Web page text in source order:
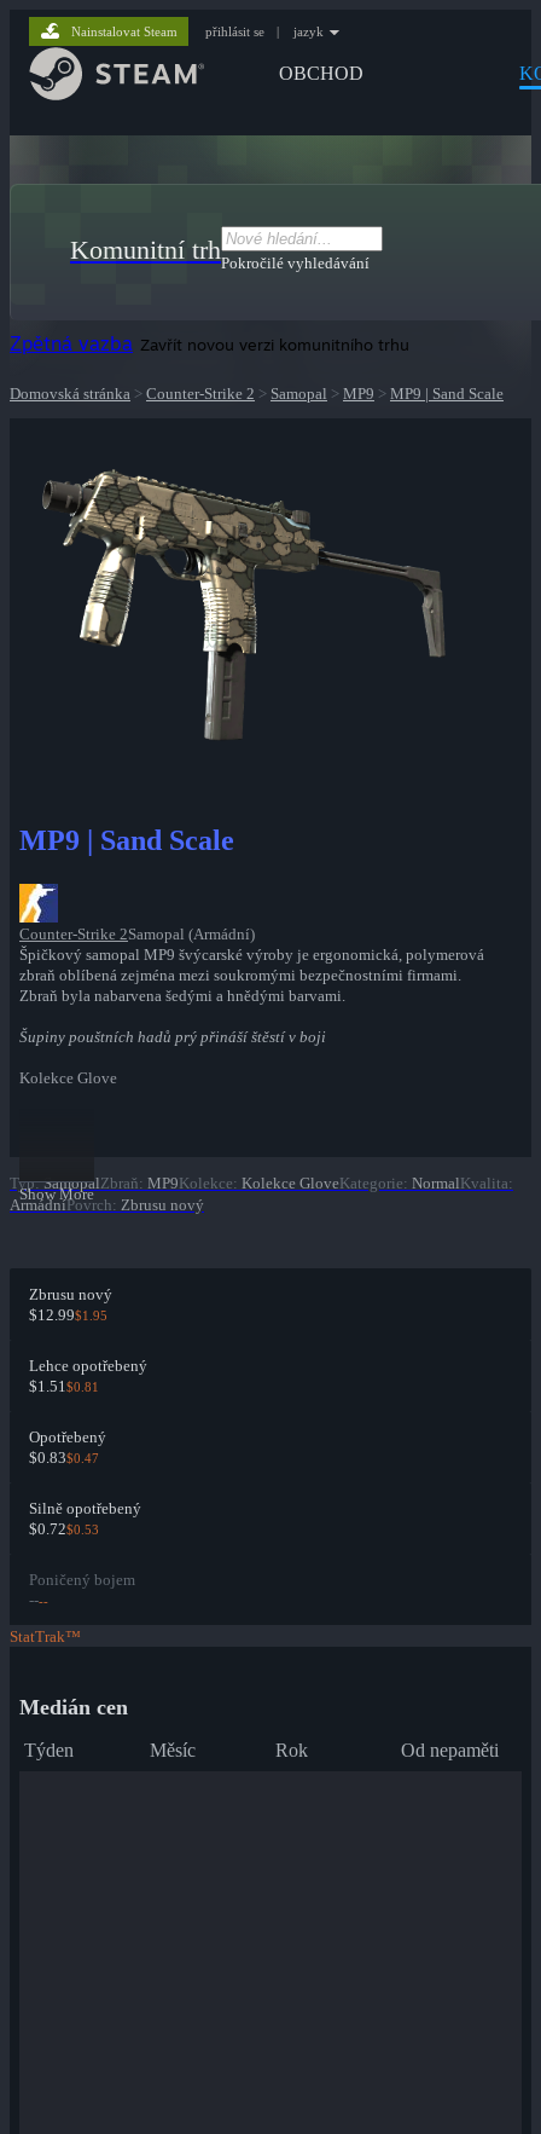
OBCHOD
Nainstalovat Steam přihlásit se | jazyk
Komunitní trhPokročilé vyhledávání
Zpětná vazba Zavřít novou verzi komunitního trhu
Domovská stránka > Counter-Strike 2 > Samopal > MP9 > MP9 | Sand Scale
MP9 | Sand Scale
Counter-Strike 2Samopal (Armádní)
Špičkový samopal MP9 švýcarské výroby je ergonomická, polymerová
zbraň oblíbená zejména mezi soukromými bezpečnostními firmami.
Zbraň byla nabarvena šedými a hnědými barvami.
Šupiny pouštních hadů prý přináší štěstí v boji
Kolekce Glove
Show More
Typ: SamopalZbraň: MP9Kolekce: Kolekce GloveKategorie: NormalKvalita:
ArmádníPovrch: Zbrusu nový
Zbrusu nový
$12.99$1.95
Lehce opotřebený
$1.51$0.81
Opotřebený
$0.83$0.47
Silně opotřebený
$0.72$0.53
Poničený bojem
----
StatTrak™
Medián cen
Týden Měsíc Rok Od nepaměti